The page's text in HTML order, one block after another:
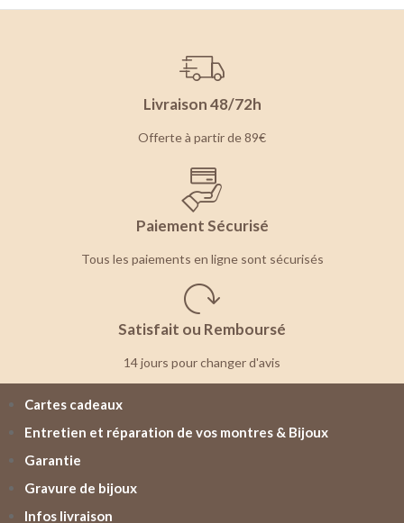
Livraison 48/72h
Offerte à partir de 89€
Paiement Sécurisé
Tous les paiements en ligne sont sécurisés
Satisfait ou Remboursé
14 jours pour changer d'avis
Cartes cadeaux
Entretien et réparation de vos montres & Bijoux
Garantie
Gravure de bijoux
Infos livraison